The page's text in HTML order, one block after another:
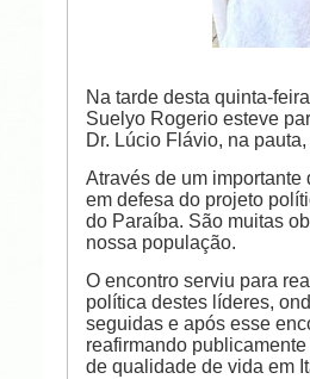
Na tarde desta quinta-
Suelyo Rogerio esteve
Dr. Lúcio Flávio, na
Através de um
em defesa do projeto
do Paraíba. São muitas
nossa população.
O encontro serviu para
política destes líderes,
seguidas e após esse
reafirmando
de qualidade de vida em